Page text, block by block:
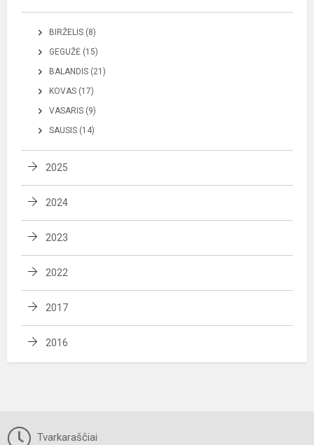
BIRŽELIS (8)
GEGUŽĖ (15)
BALANDIS (21)
KOVAS (17)
VASARIS (9)
SAUSIS (14)
2025
2024
2023
2022
2017
2016
Tvarkaraščiai